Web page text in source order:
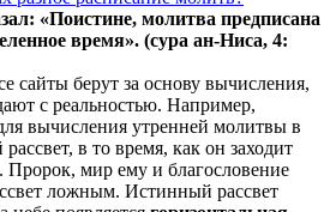
«Поистине, молитва предписана
время». (сура ан-Ниса, 4:
сайты берут за основу вычисления,
с реальностью. Например,
вычисления утренней молитвы в
в то время, как он заходит
Пророк, мир ему и благословение
ложным. Истинный рассвет